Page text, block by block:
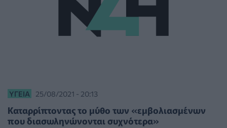
ΥΓΕΊΑ 25/08/2021 - 20:13
Καταρρίπτοντας το μύθο των «εμβολιασμένων
που διασωληνώνονται συχνότερα»